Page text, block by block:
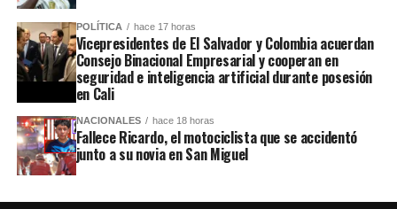
POLÍTICA hace 17 horas
Vicepresidentes de El Salvador y Colombia acuerdan
Consejo Binacional Empresarial y cooperan en
seguridad e inteligencia artificial durante posesión
en Cali
NACIONALES hace 18 horas
Fallece Ricardo, el motociclista que se accidentó
junto a su novia en San Miguel